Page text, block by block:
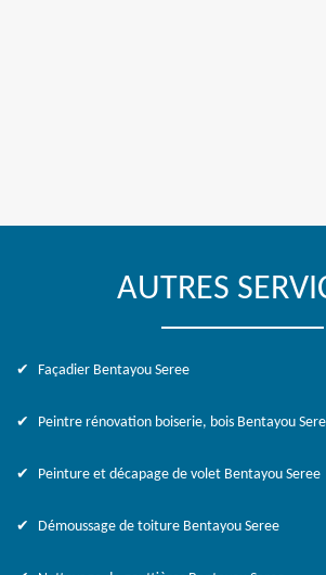
AUTRES
Façadier Bentayou Seree
Peintre rénovation boiserie, bois Bentayou
Peinture et décapage de volet Bentayou Seree
Démoussage de toiture Bentayou Seree